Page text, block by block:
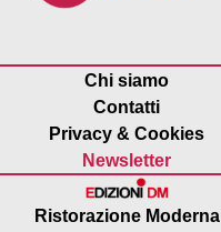
Chi siamo
Contatti
Privacy & Cookies
Newsletter
Ristorazione Moderna